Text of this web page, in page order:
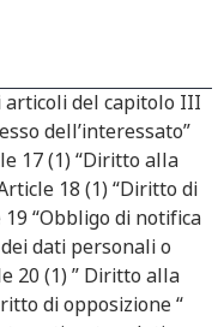
del capitolo III
dell’interessato”
17 (1) “Diritto alla
18 (1) “Diritto di
“Obbligo di notifica
dati personali o
20 (1) ” Diritto alla
di opposizione “